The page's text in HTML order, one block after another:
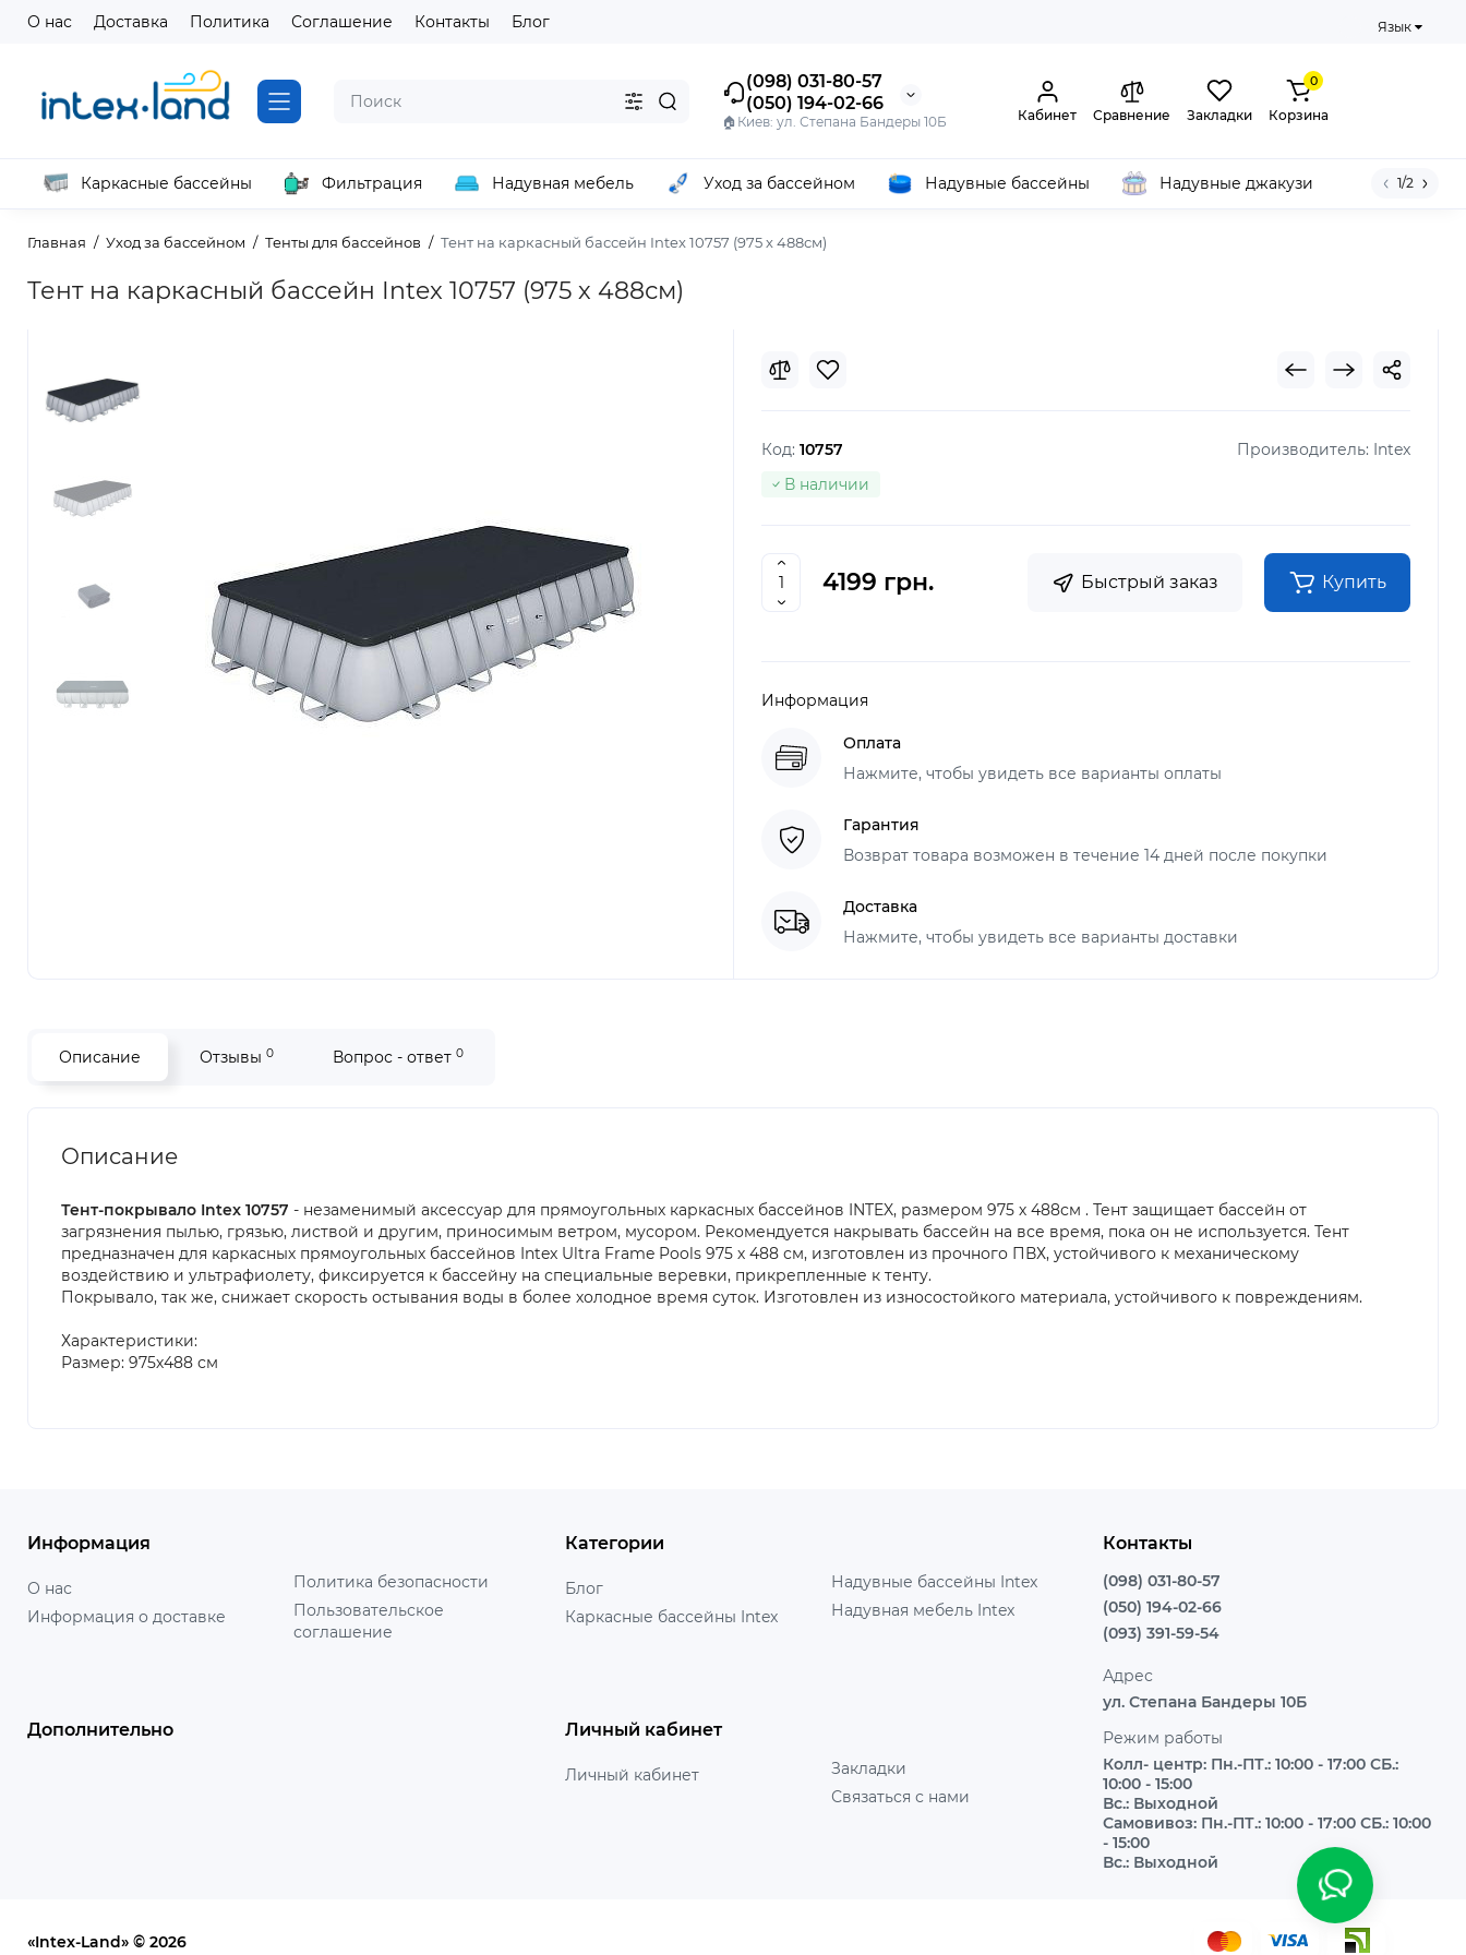
О нас Доставка Политика Соглашение Контакты Блог Язык
(098) 031-80-57
(050) 194-02-66
🏠Киев: ул. Степана Бандеры 10Б Кабинет Сравнение Закладки
0
Корзина
Каркасные бассейны Фильтрация Надувная мебель Уход за бассейном Надувные бассейны Надувные джакузи 1/2
Главная Уход за бассейном Тенты для бассейнов Тент на каркасный бассейн Intex 10757 (975 х 488см)
Тент на каркасный бассейн Intex 10757 (975 х 488см)
Код: 10757 Производитель: Intex
В наличии
4199 грн. Быстрый заказ Купить
Информация
Оплата
Нажмите, чтобы увидеть все варианты оплаты
Гарантия
Возврат товара возможен в течение 14 дней после покупки
Доставка
Нажмите, чтобы увидеть все варианты доставки
Описание Отзывы 0 Вопрос - ответ 0
Описание
Тент-покрывало Intex 10757 - незаменимый аксессуар для прямоугольных каркасных бассейнов INTEX, размером 975 х 488см . Тент защищает бассейн от
загрязнения пылью, грязью, листвой и другим, приносимым ветром, мусором. Рекомендуется накрывать бассейн на все время, пока он не используется. Тент
предназначен для каркасных прямоугольных бассейнов Intex Ultra Frame Pools 975 х 488 см, изготовлен из прочного ПВХ, устойчивого к механическому
воздействию и ультрафиолету, фиксируется к бассейну на специальные веревки, прикрепленные к тенту.
Покрывало, так же, снижает скорость остывания воды в более холодное время суток. Изготовлен из износостойкого материала, устойчивого к повреждениям.
Характеристики:
Размер: 975х488 см
Информация
О нас
Информация о доставке
Политика безопасности
Пользовательское
соглашение
Категории
Блог
Каркасные бассейны Intex
Надувные бассейны Intex
Надувная мебель Intex
Дополнительно Личный кабинет
Личный кабинет
Закладки
Связаться с нами
Контакты
(098) 031-80-57
(050) 194-02-66
(093) 391-59-54
Адрес
ул. Степана Бандеры 10Б
Режим работы
Колл- центр: Пн.-ПТ.: 10:00 - 17:00 СБ.:
10:00 - 15:00
Вс.: Выходной
Самовивоз: Пн.-ПТ.: 10:00 - 17:00 СБ.: 10:00
- 15:00
Вс.: Выходной
«Intex-Land» © 2026